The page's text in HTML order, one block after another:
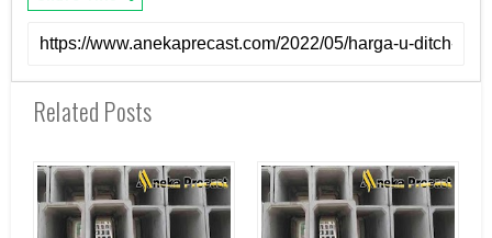
Related Posts